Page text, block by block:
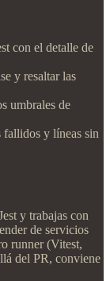
con el detalle de
y resaltar las
umbrales de
fallidos y líneas sin
y trabajas con
de servicios
runner (Vitest,
del PR, conviene